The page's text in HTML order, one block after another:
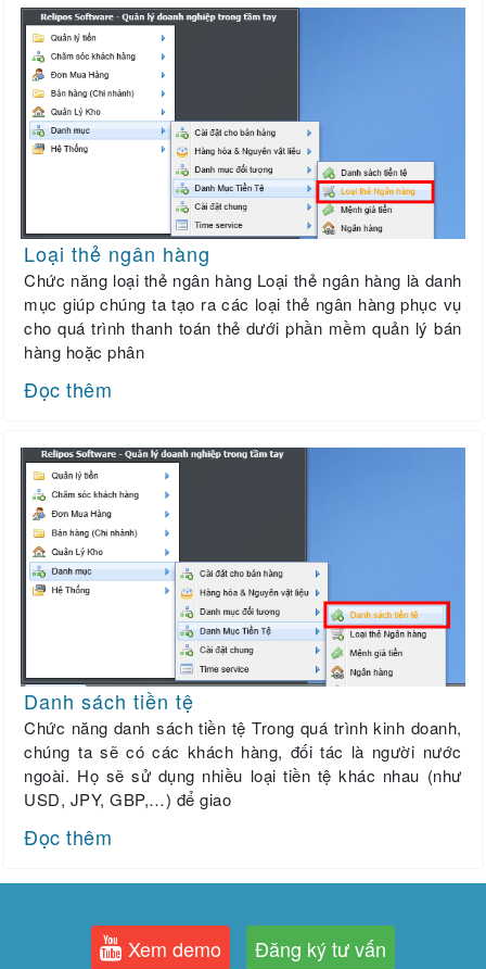
Loại thẻ ngân hàng
Chức năng loại thẻ ngân hàng Loại thẻ ngân hàng là danh
mục giúp chúng ta tạo ra các loại thẻ ngân hàng phục vụ
cho quá trình thanh toán thẻ dưới phần mềm quản lý bán
hàng hoặc phân
Đọc thêm
Danh sách tiền tệ
Chức năng danh sách tiền tệ Trong quá trình kinh doanh,
chúng ta sẽ có các khách hàng, đối tác là người nước
ngoài. Họ sẽ sử dụng nhiều loại tiền tệ khác nhau (như
USD, JPY, GBP,…) để giao
Đọc thêm
Xem demo Đăng ký tư vấn